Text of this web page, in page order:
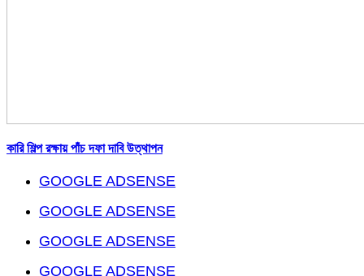
কারি শিল্প রক্ষায় পাঁচ দফা দাবি উত্থাপন
GOOGLE ADSENSE
GOOGLE ADSENSE
GOOGLE ADSENSE
GOOGLE ADSENSE